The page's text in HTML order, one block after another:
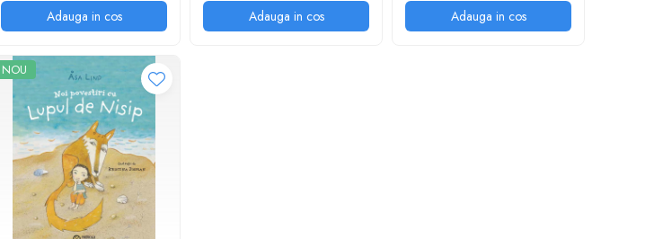
Adauga in cos Adauga in cos Adauga in cos
NOU